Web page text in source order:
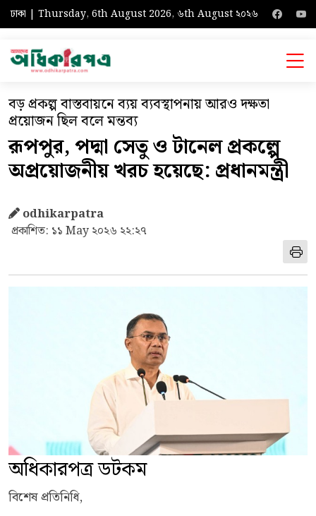
ঢাকা | Thursday, 6th August 2026, ৬th August ২০২৬
বড় প্রকল্প বাস্তবায়নে ব্যয় ব্যবস্থাপনায় আরও দক্ষতা
প্রয়োজন ছিল বলে মন্তব্য
রূপপুর, পদ্মা সেতু ও টানেল প্রকল্পে
অপ্রয়োজনীয় খরচ হয়েছে: প্রধানমন্ত্রী
odhikarpatra
প্রকাশিত: ১১ May ২০২৬ ২২:২৭
অধিকারপত্র ডটকম
বিশেষ প্রতিনিধি,